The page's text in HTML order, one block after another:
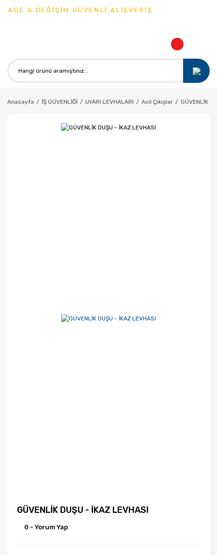
& DEĞİŞİM GÜVENLİ ALIŞVERİŞ
Anasayfa İŞ GÜVENLİĞİ UYARI LEVHALARI Acil Çıkışlar GÜVENLİK
GÜVENLİK DUŞU - İKAZ LEVHASI
0 - Yorum Yap